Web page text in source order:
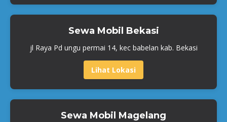
Sewa Mobil Bekasi
jl Raya Pd ungu permai 14, kec babelan kab. Bekasi
Lihat Lokasi
Sewa Mobil Magelang